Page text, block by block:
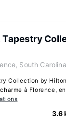
Tapestry
South
Collection by
à Florence,
3.6